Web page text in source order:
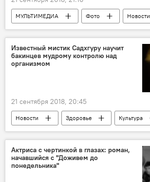
МУЛЬТИМЕДИА Фото
Новости
ЖИЗНЬ
Азербайджан
Спорт
Новости мира
Известный мистик Садхгуру научит
бакинцев мудрому контролю над
организмом
21 сентября 2018, 20:45
Новости Здоровье
Культура
ЖИЗНЬ
Спорт
Баку
Садхгуру
мистик
контроль
организм
Актриса с чертинкой в глазах: роман,
начавшийся с "Доживем до
понедельника"